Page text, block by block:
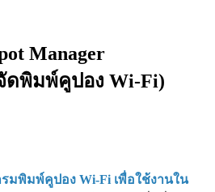
Manager
ดพิมพ์คูปอง Wi-Fi)
รมพิมพ์คูปอง Wi-Fi เพื่อใช้งานใน